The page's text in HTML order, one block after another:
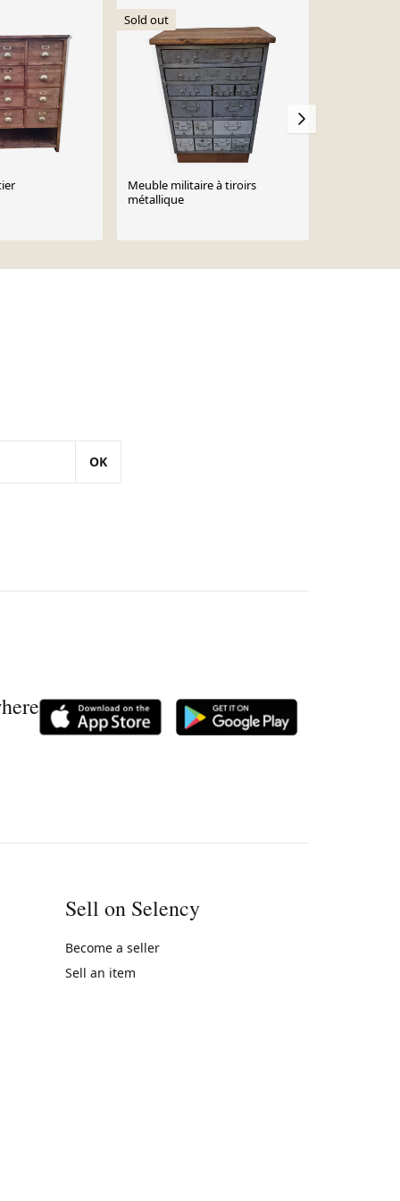
Sold out
Meuble militaire à tiroirs
métallique
OK
Sell on Selency
Become a seller
Sell an item